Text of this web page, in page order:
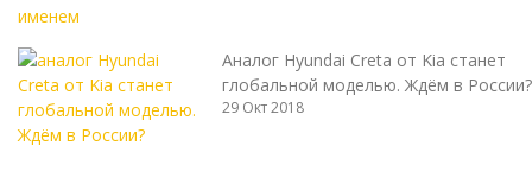
Аналог Hyundai Creta от Kia станет
глобальной моделью. Ждём в России?
29 Окт 2018